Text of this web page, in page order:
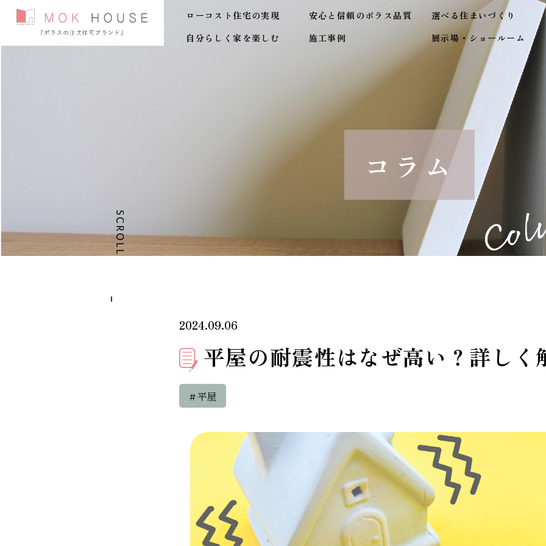
ローコスト住宅の実現 安心と信頼のポラス品質
選べる住まいづくり
自分らしく家を楽しむ
施工事例 展示場・ショールーム
コラム
2024.09.06
平屋の耐震性はなぜ高い？詳しく
＃平屋